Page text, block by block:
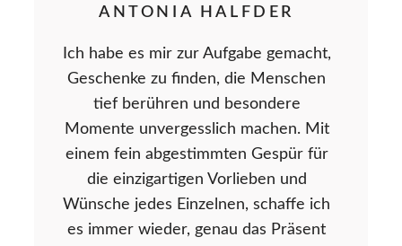
ANTONIA HALFDER
Ich habe es mir zur Aufgabe gemacht,
Geschenke zu finden, die Menschen
tief berühren und besondere
Momente unvergesslich machen. Mit
einem fein abgestimmten Gespür für
die einzigartigen Vorlieben und
Wünsche jedes Einzelnen, schaffe ich
es immer wieder, genau das Präsent